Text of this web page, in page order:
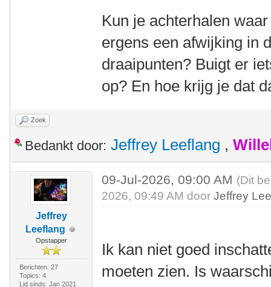
Kun je achterhalen
ergens een afwijking in
draaipunten? Buigt er
op? En hoe krijg je dat
Zoek
Bedankt door: Jeffrey Leeflang ,
Jeffrey
Leeflang
Opstapper
Berichten: 27
Topics: 4
Lid sinds: Jan 2021
09-Jul-2026, 09:00 AM (Dit
2026, 09:49 AM doorJeffrey
Ik kan niet goed
moeten zien. Is